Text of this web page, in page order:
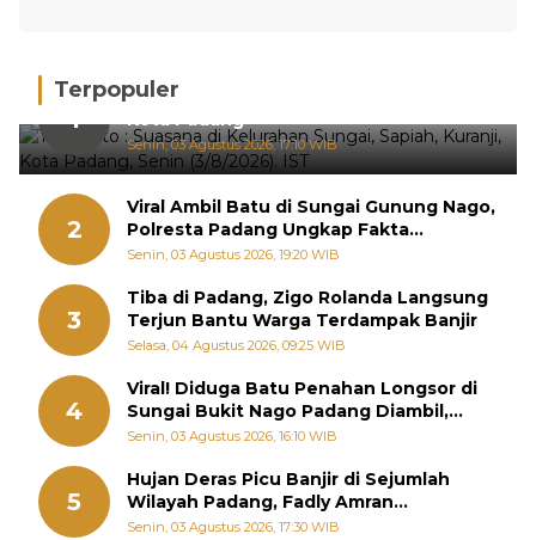
Terpopuler
1
Hujan Deras, 15 Titik Banjir Terdeteksi di
Kota Padang
Senin, 03 Agustus 2026, 17:10 WIB
2
Viral Ambil Batu di Sungai Gunung Nago,
Polresta Padang Ungkap Fakta
Sebenarnya
Senin, 03 Agustus 2026, 19:20 WIB
3
Tiba di Padang, Zigo Rolanda Langsung
Terjun Bantu Warga Terdampak Banjir
Selasa, 04 Agustus 2026, 09:25 WIB
4
Viral! Diduga Batu Penahan Longsor di
Sungai Bukit Nago Padang Diambil,
Warga Khawatir Bencana Terulang
Senin, 03 Agustus 2026, 16:10 WIB
5
Hujan Deras Picu Banjir di Sejumlah
Wilayah Padang, Fadly Amran
Perintahkan OPD Siaga
Senin, 03 Agustus 2026, 17:30 WIB